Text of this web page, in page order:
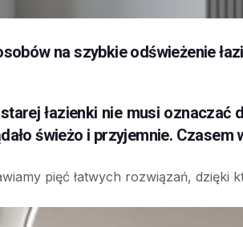
na szybkie odświeżenie
łazienki nie musi oznaczać
świeżo i przyjemnie.
pięć łatwych rozwiązań, dzięki